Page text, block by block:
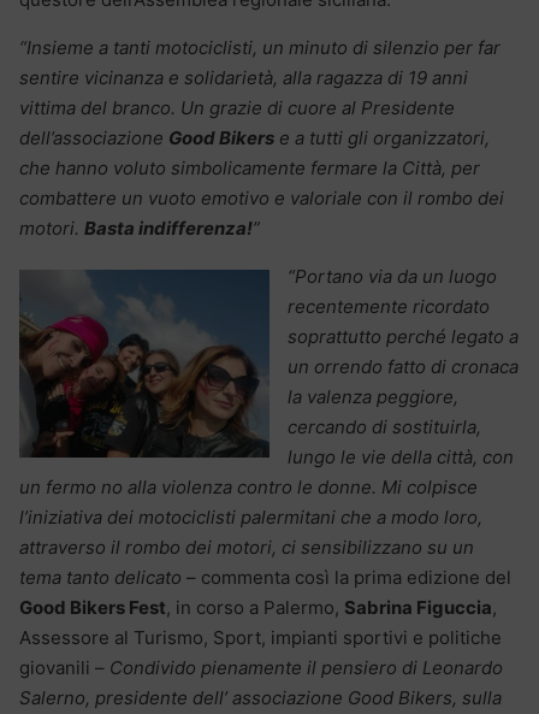
“Insieme a tanti motociclisti, un minuto di silenzio per far
sentire vicinanza e solidarietà, alla ragazza di 19 anni
vittima del branco. Un grazie di cuore al Presidente
dell’associazione Good Bikers e a tutti gli organizzatori,
che hanno voluto simbolicamente fermare la Città, per
combattere un vuoto emotivo e valoriale con il rombo dei
motori. Basta indifferenza!”
“Portano via da un luogo
recentemente ricordato
soprattutto perché legato a
un orrendo fatto di cronaca
la valenza peggiore,
cercando di sostituirla,
lungo le vie della città, con
un fermo no alla violenza contro le donne. Mi colpisce
l’iniziativa dei motociclisti palermitani che a modo loro,
attraverso il rombo dei motori, ci sensibilizzano su un
tema tanto delicato – commenta così la prima edizione del
Good Bikers Fest, in corso a Palermo, Sabrina Figuccia,
Assessore al Turismo, Sport, impianti sportivi e politiche
giovanili – Condivido pienamente il pensiero di Leonardo
Salerno, presidente dell’ associazione Good Bikers, sulla